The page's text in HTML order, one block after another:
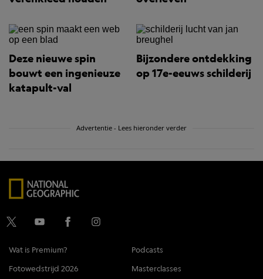
Deze nieuwe spin
bouwt een ingenieuze
katapult-val
Bijzondere ontdekking
op 17e-eeuws schilderij
Advertentie - Lees hieronder verder
Wat is Premium?
Podcasts
Fotowedstrijd 2026
Masterclasses